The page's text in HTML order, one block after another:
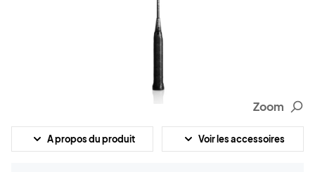
Zoom
A propos du produit Voir les accessoires